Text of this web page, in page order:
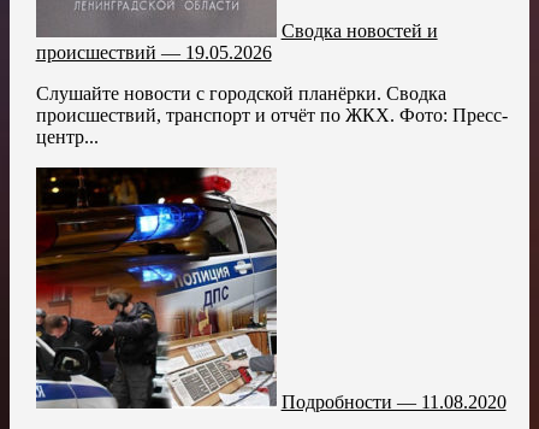
Сводка новостей и
происшествий — 19.05.2026
Слушайте новости с городской планёрки. Сводка
происшествий, транспорт и отчёт по ЖКХ. Фото: Пресс-
центр...
Подробности — 11.08.2020